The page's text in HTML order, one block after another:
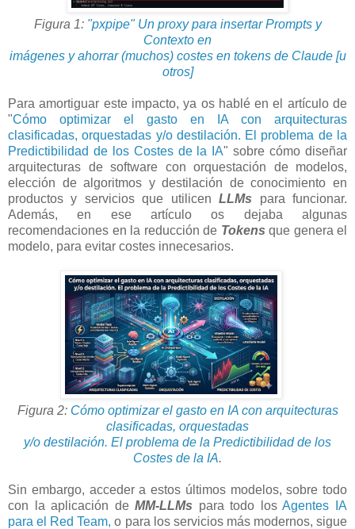
Figura 1: "pxpipe" Un proxy para insertar Prompts y
Contexto en
imágenes y ahorrar (muchos) costes en tokens de Claude [u
otros]
Para amortiguar este impacto, ya os hablé en el artículo de
"Cómo optimizar el gasto en IA con arquitecturas
clasificadas, orquestadas y/o destilación. El problema de la
Predictibilidad de los Costes de la IA" sobre cómo diseñar
arquitecturas de software con orquestación de modelos,
elección de algoritmos y destilación de conocimiento en
productos y servicios que utilicenLLMs para funcionar.
Además, en ese artículo os dejaba algunas
recomendaciones en la reducción de Tokens que genera el
modelo, para evitar costes innecesarios.
Figura 2: Cómo optimizar el gasto en IA con arquitecturas
clasificadas, orquestadas
y/o destilación. El problema de la Predictibilidad de los
Costes de la IA.
Sin embargo, acceder a estos últimos modelos, sobre todo
con la aplicación deMM-LLMs para todo losAgentes IA
para el Red Team, o para los servicios más modernos, sigue